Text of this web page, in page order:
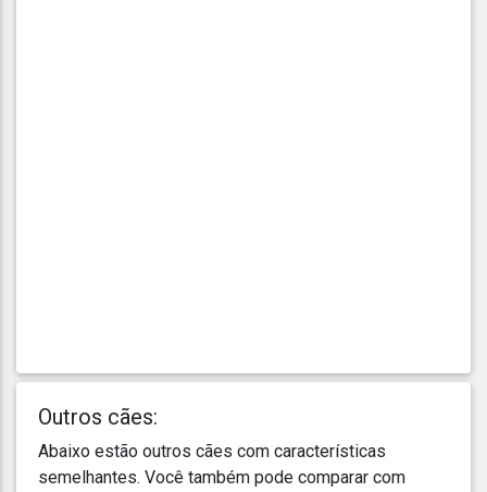
Outros cães:
Abaixo estão outros cães com características
semelhantes. Você também pode comparar com